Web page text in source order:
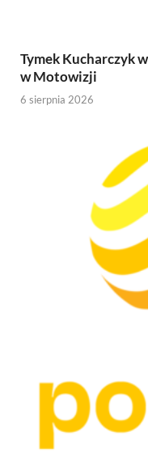
Tymek Kucharczyk
w Motowizji
6 sierpnia 2026